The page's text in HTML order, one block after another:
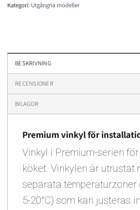
Kategori: Utgångna modeller
BESKRIVNING
RECENSIONER
BILAGOR
Premium vinkyl för
Vinkyl i Premium-serien
köket. Vinkylen är utrustat
separata temperaturzoner
5-20°C) som kan justeras